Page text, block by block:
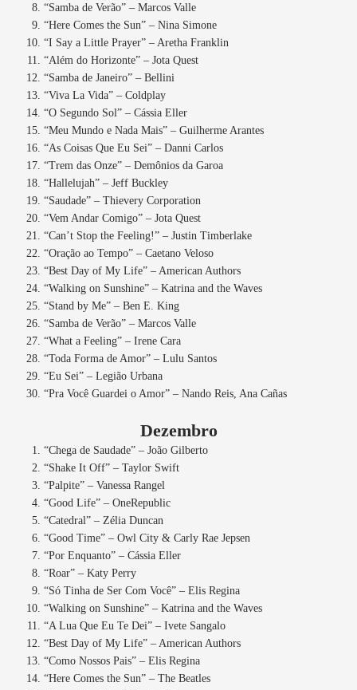
“Samba de Verão” – Marcos Valle
“Here Comes the Sun” – Nina Simone
“I Say a Little Prayer” – Aretha Franklin
“Além do Horizonte” – Jota Quest
“Samba de Janeiro” – Bellini
“Viva La Vida” – Coldplay
“O Segundo Sol” – Cássia Eller
“Meu Mundo e Nada Mais” – Guilherme Arantes
“As Coisas Que Eu Sei” – Danni Carlos
“Trem das Onze” – Demônios da Garoa
“Hallelujah” – Jeff Buckley
“Saudade” – Thievery Corporation
“Vem Andar Comigo” – Jota Quest
“Can’t Stop the Feeling!” – Justin Timberlake
“Oração ao Tempo” – Caetano Veloso
“Best Day of My Life” – American Authors
“Walking on Sunshine” – Katrina and the Waves
“Stand by Me” – Ben E. King
“Samba de Verão” – Marcos Valle
“What a Feeling” – Irene Cara
“Toda Forma de Amor” – Lulu Santos
“Eu Sei” – Legião Urbana
“Pra Você Guardei o Amor” – Nando Reis, Ana Cañas
Dezembro
“Chega de Saudade” – João Gilberto
“Shake It Off” – Taylor Swift
“Palpite” – Vanessa Rangel
“Good Life” – OneRepublic
“Catedral” – Zélia Duncan
“Good Time” – Owl City & Carly Rae Jepsen
“Por Enquanto” – Cássia Eller
“Roar” – Katy Perry
“Só Tinha de Ser Com Você” – Elis Regina
“Walking on Sunshine” – Katrina and the Waves
“A Lua Que Eu Te Dei” – Ivete Sangalo
“Best Day of My Life” – American Authors
“Como Nossos Pais” – Elis Regina
“Here Comes the Sun” – The Beatles